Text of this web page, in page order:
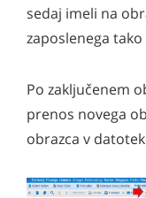
sedaj imeli na
zaposlenega
Po zaključenem
prenos novega
obrazca v